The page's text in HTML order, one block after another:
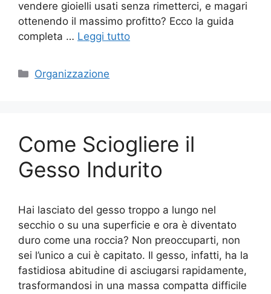
vendere gioielli usati senza rimetterci, e magari
ottenendo il massimo profitto? Ecco la guida
completa … Leggi tutto
Categorie
Organizzazione
Come Sciogliere il
Gesso Indurito
Hai lasciato del gesso troppo a lungo nel
secchio o su una superficie e ora è diventato
duro come una roccia? Non preoccuparti, non
sei l’unico a cui è capitato. Il gesso, infatti, ha la
fastidiosa abitudine di asciugarsi rapidamente,
trasformandosi in una massa compatta difficile